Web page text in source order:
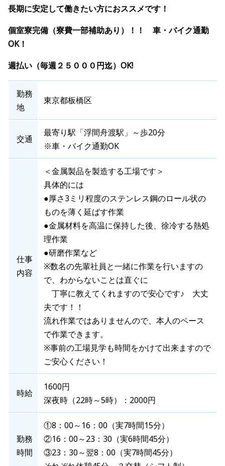
長期に安定して働きたい方におススメです！
個室寮完備（寮費一部補助あり）！！ 車・バイク通勤
OK！
週払い（毎週２５０００円迄）OK!
勤務
地
東京都板橋区
交通
最寄り駅「浮間舟渡駅」～歩20分
※車・バイク通勤OK
仕事
内容
＜金属製品を製造する工場です＞
具体的には
●厚さ3ミリ程度のステンレス鋼のロール状の
ものを薄く延ばす作業
●金属材料を高温に保持した後、徐冷する熱処
理作業
●研磨作業など
※数名の先輩社員と一緒に作業を行いますの
で、わからないことは直ぐに
丁寧に教えてくれますので安心です♪ 大丈
夫です！！
流れ作業ではありませんので、本人のペース
で作業できます。
※事前の工場見学も時間をかけて出来ますので
ご安心ください！
時給
1600円
深夜時（22時～5時）：2000円
勤務
時間
①8：00～16：00（実7時間15分）
②16：00～23：30（実6時間45分）
③23：30～翌8：00（実7時間45分）